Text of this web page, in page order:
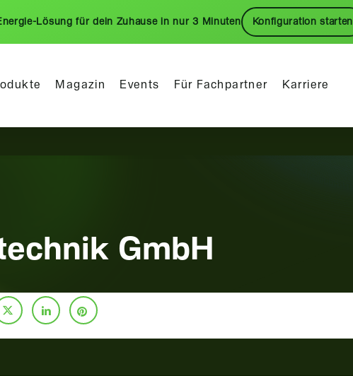
Lösung für dein Zuhause in nur 3 Minuten Konfiguration starten
Magazin Events Für Fachpartner Karriere
GmbH